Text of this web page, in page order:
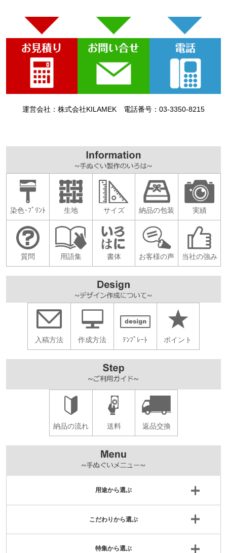
運営会社：株式会社KILAMEK 電話番号：03-3350-8215
染色･ﾌﾟﾘﾝﾄ 生地 サイズ 納品の包装 実績
質問 用語集 書体 お客様の声 当社の強み
入稿方法 作成方法 ﾃﾝﾌﾟﾚｰﾄ ポイント
納品の流れ 送料 返品交換
用途から選ぶ
こだわりから選ぶ
特集から選ぶ